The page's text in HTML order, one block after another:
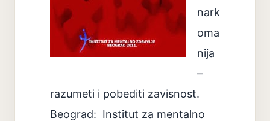
nark
oma
nija
–
razumeti i pobediti zavisnost.
Beograd: Institut za mentalno